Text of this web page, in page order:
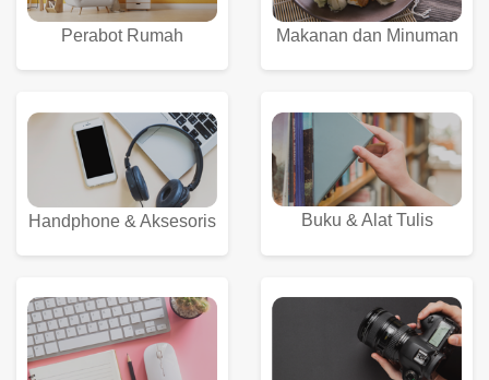
Perabot Rumah Makanan dan Minuman
Handphone & Aksesoris Buku & Alat Tulis